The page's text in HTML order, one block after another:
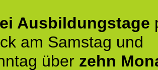
Ausbildungstage
am Samstag und
über zehn